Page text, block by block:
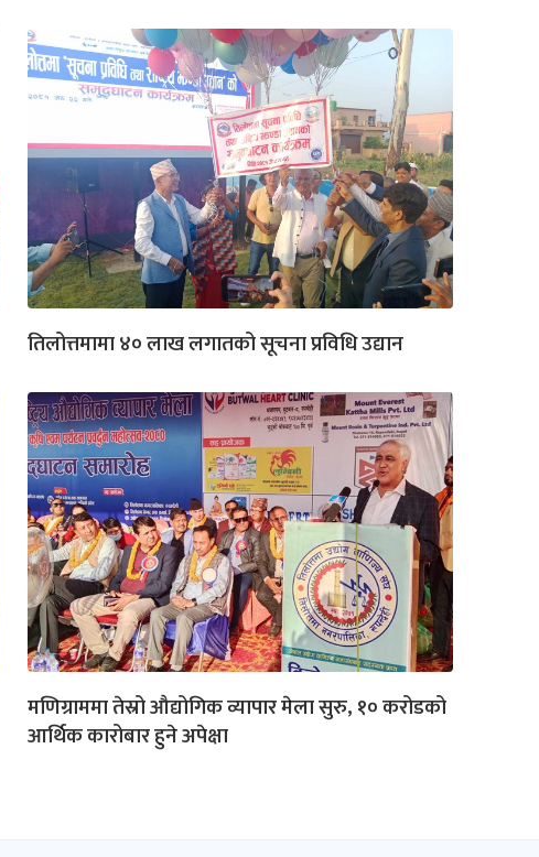
तिलोत्तमामा ४० लाख लगातको सूचना प्रविधि उद्यान
मणिग्राममा तेस्रो औद्योगिक व्यापार मेला सुरु, १० करोडको
आर्थिक कारोबार हुने अपेक्षा